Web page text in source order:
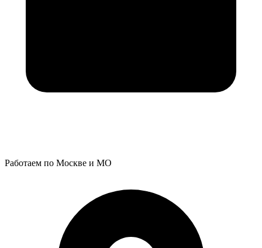
Работаем по Москве и МО